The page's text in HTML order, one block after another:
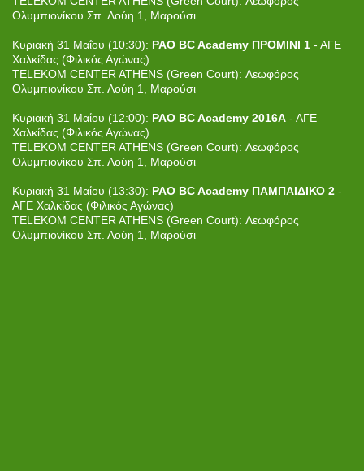
Ολυμπιονίκου Σπ. Λούη 1, Μαρούσι
Κυριακή 31 Μαΐου (10:30): PAO BC Academy ΠΡΟΜΙΝΙ 1 - ΑΓΕ
Χαλκίδας (Φιλικός Αγώνας)
TELEKOM CENTER ATHENS (Green Court): Λεωφόρος
Ολυμπιονίκου Σπ. Λούη 1, Μαρούσι
Κυριακή 31 Μαΐου (12:00): PAO BC Academy 2016Α - ΑΓΕ
Χαλκίδας (Φιλικός Αγώνας)
TELEKOM CENTER ATHENS (Green Court): Λεωφόρος
Ολυμπιονίκου Σπ. Λούη 1, Μαρούσι
Κυριακή 31 Μαΐου (13:30): PAO BC Academy ΠΑΜΠΑΙΔΙΚΟ 2 -
ΑΓΕ Χαλκίδας (Φιλικός Αγώνας)
TELEKOM CENTER ATHENS (Green Court): Λεωφόρος
Ολυμπιονίκου Σπ. Λούη 1, Μαρούσι